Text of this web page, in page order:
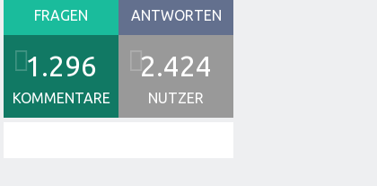
FRAGEN ANTWORTEN
1.296
KOMMENTARE
2.424
NUTZER